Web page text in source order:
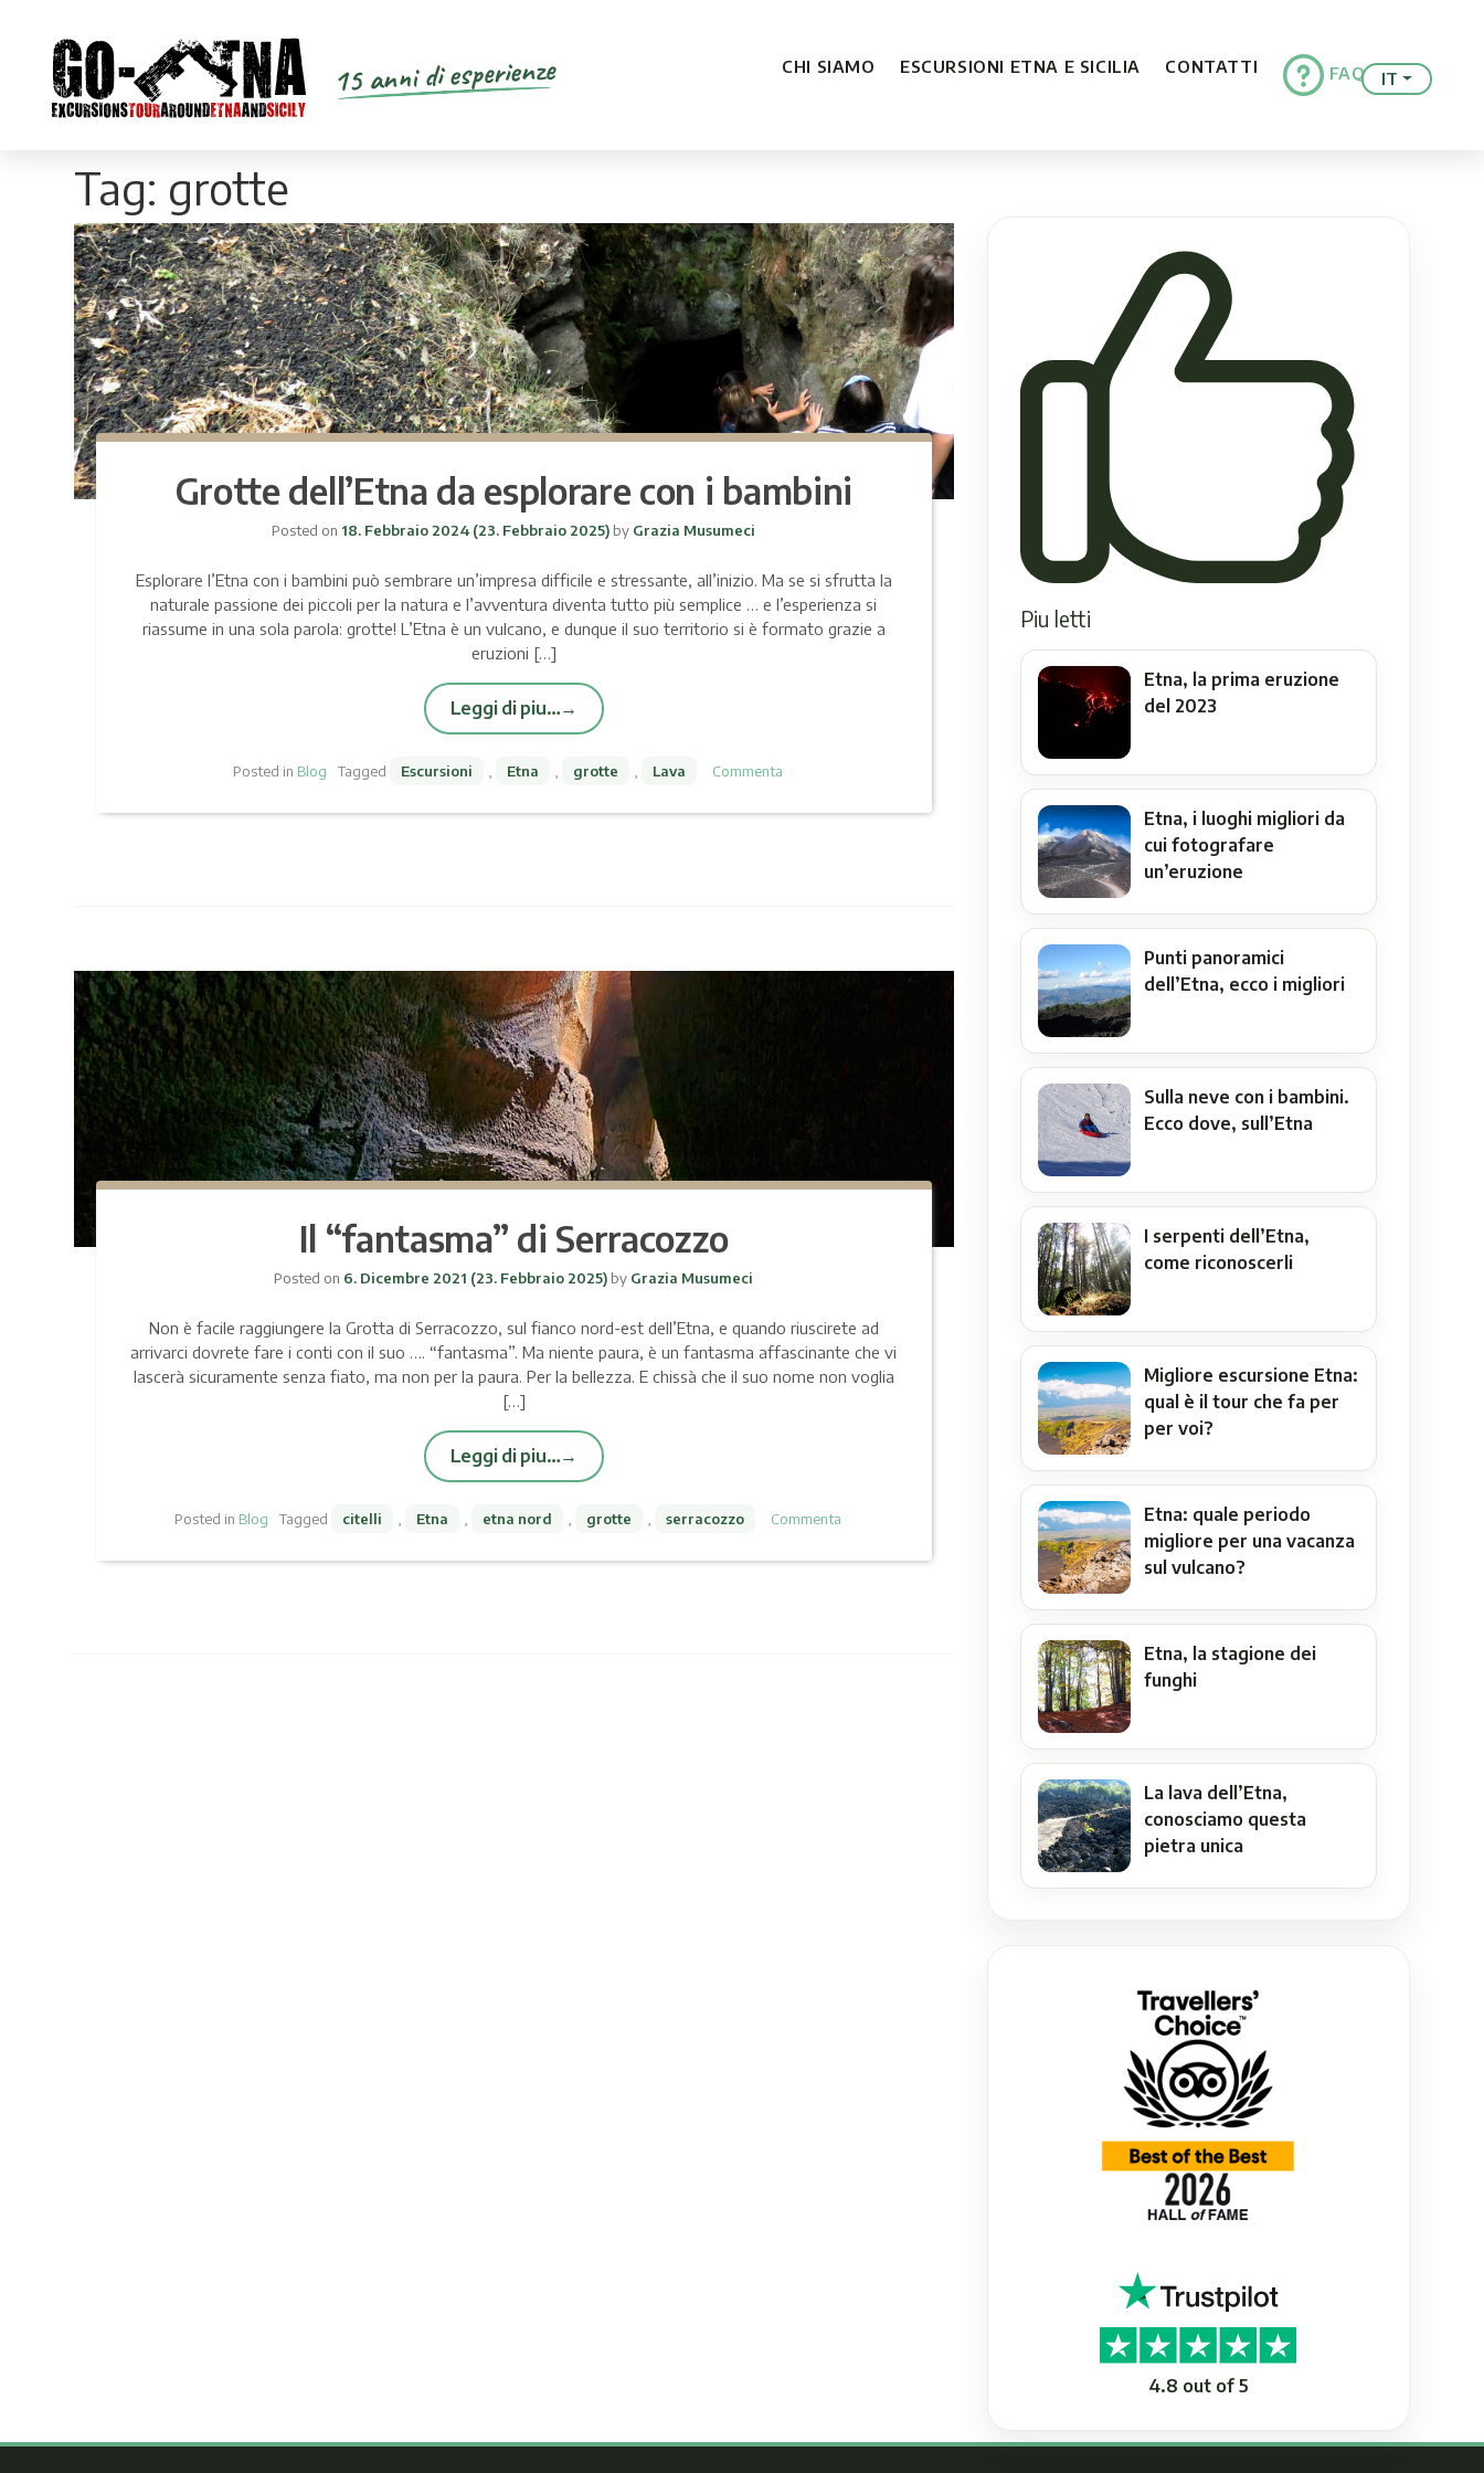
15 anni di esperienze CHI SIAMO ESCURSIONI ETNA E SICILIA CONTATTI FAQ IT
Tag: grotte
Grotte dell’Etna da esplorare con i bambini
Posted on 18. Febbraio 2024 (23. Febbraio 2025) by Grazia Musumeci
Esplorare l’Etna con i bambini può sembrare un’impresa difficile e stressante, all’inizio. Ma se si sfrutta la
naturale passione dei piccoli per la natura e l’avventura diventa tutto più semplice … e l’esperienza si
riassume in una sola parola: grotte! L’Etna è un vulcano, e dunque il suo territorio si è formato grazie a
eruzioni […]
Leggi di piu…
Posted in Blog Tagged Escursioni Etna grotte Lava Commenta
Il “fantasma” di Serracozzo
Posted on 6. Dicembre 2021 (23. Febbraio 2025) by Grazia Musumeci
Non è facile raggiungere la Grotta di Serracozzo, sul fianco nord-est dell’Etna, e quando riuscirete ad
arrivarci dovrete fare i conti con il suo …. “fantasma”. Ma niente paura, è un fantasma affascinante che vi
lascerà sicuramente senza fiato, ma non per la paura. Per la bellezza. E chissà che il suo nome non voglia
[…]
Leggi di piu…
Posted in Blog Tagged citelli Etna etna nord grotte serracozzo Commenta
Piu letti
Etna, la prima eruzione
del 2023
Etna, i luoghi migliori da
cui fotografare
un’eruzione
Punti panoramici
dell’Etna, ecco i migliori
Sulla neve con i bambini.
Ecco dove, sull’Etna
I serpenti dell’Etna,
come riconoscerli
Migliore escursione Etna:
qual è il tour che fa per
per voi?
Etna: quale periodo
migliore per una vacanza
sul vulcano?
Etna, la stagione dei
funghi
La lava dell’Etna,
conosciamo questa
pietra unica
4.8 out of 5